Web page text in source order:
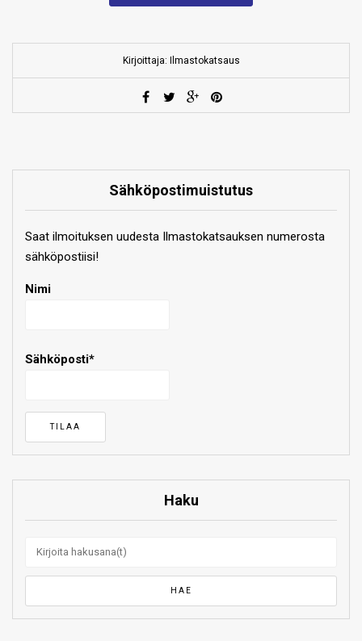
Kirjoittaja: Ilmastokatsaus
Sähköpostimuistutus
Saat ilmoituksen uudesta Ilmastokatsauksen numerosta
sähköpostiisi!
Nimi
Sähköposti*
Haku